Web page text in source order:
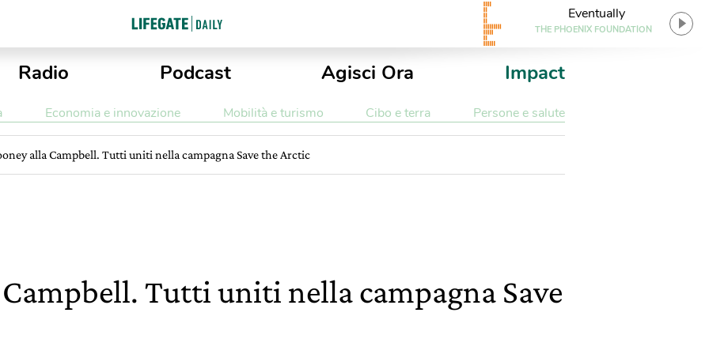
Eventually
THE PHOENIX FOUNDATION
Radio Podcast Agisci Ora Impact
Economia e innovazione Mobilità e turismo Cibo e terra Persone e salute
alla Campbell. Tutti uniti nella campagna Save the Arctic
Tutti uniti nella campagna Save